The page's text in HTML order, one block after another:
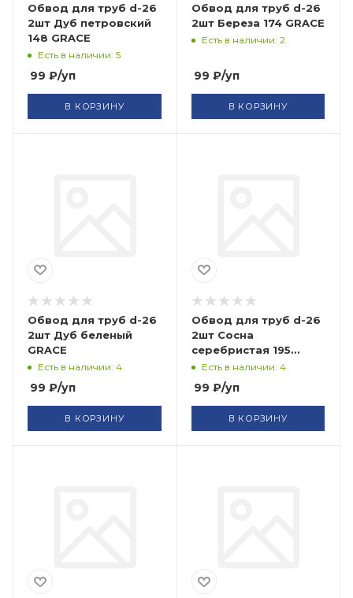
Обвод для труб d-26
2шт Дуб петровский
148 GRACE
Есть в наличии: 5
99 ₽/уп
В КОРЗИНУ
Обвод для труб d-26
2шт Береза 174 GRACE
Есть в наличии: 2
99 ₽/уп
В КОРЗИНУ
Обвод для труб d-26
2шт Дуб беленый
GRACE
Есть в наличии: 4
99 ₽/уп
В КОРЗИНУ
Обвод для труб d-26
2шт Сосна
серебристая 195
GRACE
Есть в наличии: 4
99 ₽/уп
В КОРЗИНУ